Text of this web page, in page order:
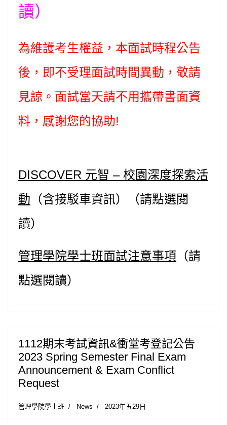
讀）
為維護考生權益，本面試時程公告
後，即不受理面試時間異動，敬請
見諒。面試當天請不用攜帶書面資
料，感謝您的協助!
DISCOVER 元智 – 校園深度探索活
動 （含接駁車資訊）
（請點選閱
讀）
管理學院學士班面試注意事項 （請
點選閱讀）
1112期末考試資訊&衝堂考登記公告
2023 Spring Semester Final Exam
Announcement & Exam Conflict
Request
管理學院學士班 News 2023年五29日